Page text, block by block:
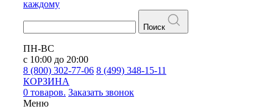
каждому
Поиск
ПН-ВС
с 10:00 до 20:00
8 (800) 302-77-06 8 (499) 348-15-11
КОРЗИНА
0 товаров. Заказать звонок
Меню